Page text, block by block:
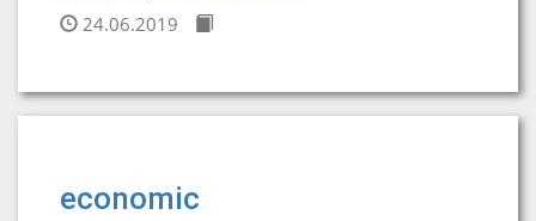
24.06.2019
economic